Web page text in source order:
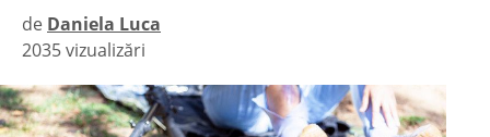
de Daniela Luca
|
2035 vizualizări